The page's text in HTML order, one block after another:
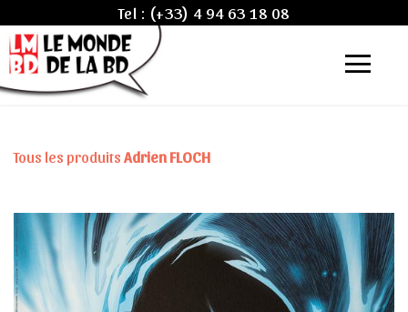
Tel : (+33) 4 94 63 18 08
Tous les produits Adrien FLOCH